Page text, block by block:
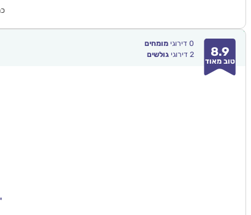
8.9
טוב מאוד
0 דירוגימומחים
2 דירוגיגולשים